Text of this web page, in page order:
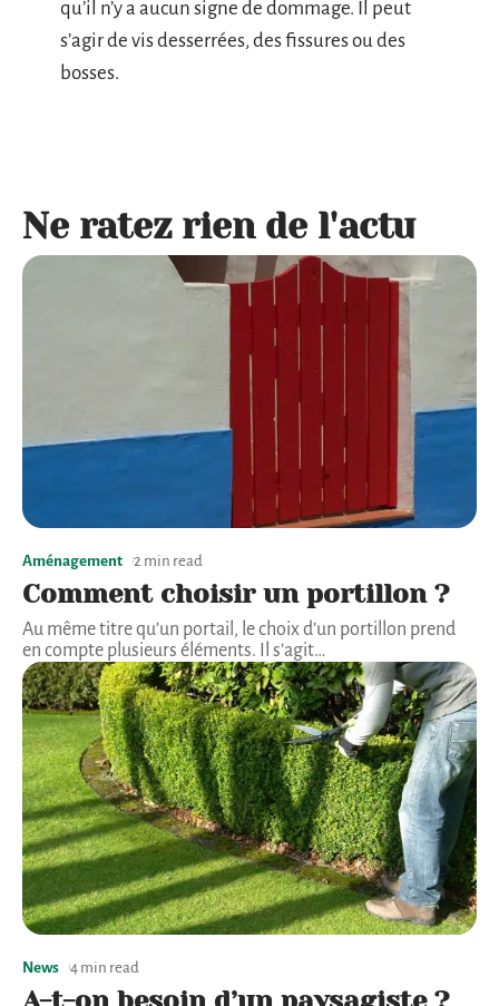
qu’il n’y a aucun signe de dommage. Il peut
s’agir de vis desserrées, des fissures ou des
bosses.
Ne ratez rien de l'actu
Aménagement 2 min read
Comment choisir un portillon ?
Au même titre qu’un portail, le choix d’un portillon prend
en compte plusieurs éléments. Il s’agit…
News 4 min read